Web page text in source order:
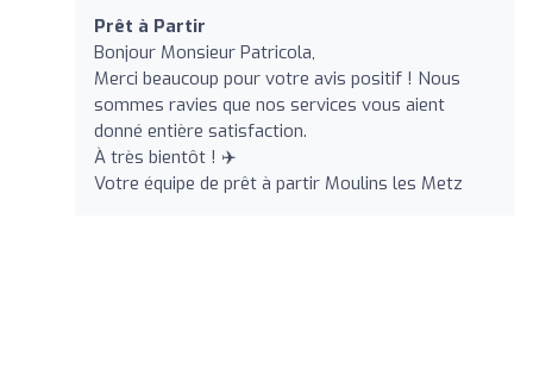
Prêt à Partir
Bonjour Monsieur Patricola,
Merci beaucoup pour votre avis positif ! Nous
sommes ravies que nos services vous aient
donné entière satisfaction.
À très bientôt ! ✈️
Votre équipe de prêt à partir Moulins les Metz